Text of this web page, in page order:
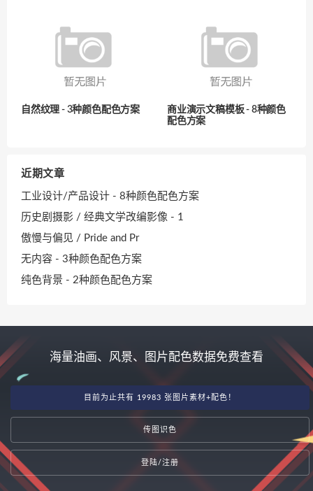
自然纹理 - 3种颜色配色方案
商业演示文稿模板 - 8种颜色
配色方案
近期文章
工业设计/产品设计 - 8种颜色配色方案
历史剧摄影 / 经典文学改编影像 - 1
傲慢与偏见 / Pride and Pr
无内容 - 3种颜色配色方案
纯色背景 - 2种颜色配色方案
海量油画、风景、图片配色数据免费查看
目前为止共有 19983 张图片素材+配色！
传图识色
登陆/注册